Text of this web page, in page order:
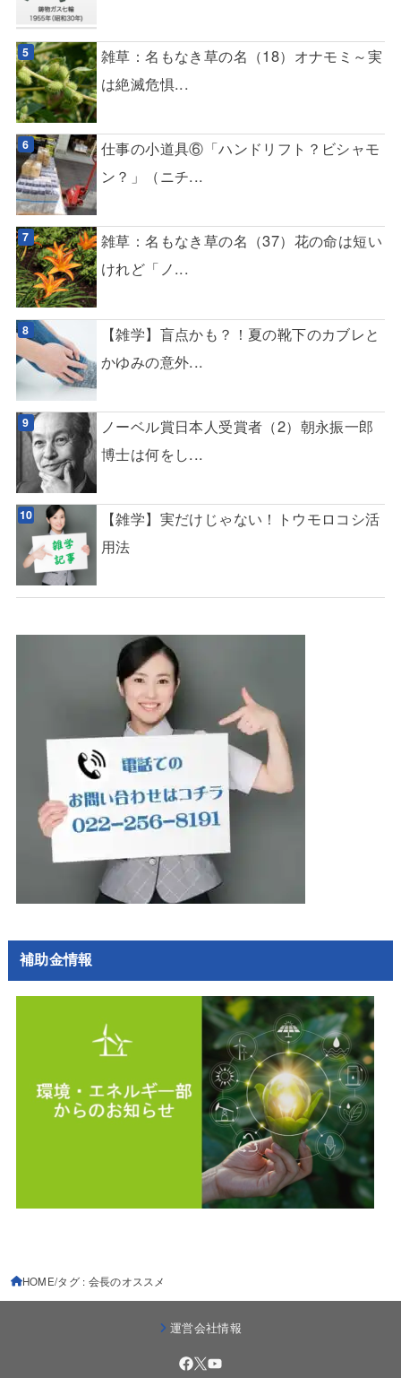
雑草：名もなき草の名（18）オナモミ～実
は絶滅危惧...
仕事の小道具⑥「ハンドリフト？ビシャモ
ン？」（ニチ...
雑草：名もなき草の名（37）花の命は短い
けれど「ノ...
【雑学】盲点かも？！夏の靴下のカブレと
かゆみの意外...
ノーベル賞日本人受賞者（2）朝永振一郎
博士は何をし...
【雑学】実だけじゃない！トウモロコシ活
用法
補助金情報
HOME タグ : 会長のオススメ
運営会社情報